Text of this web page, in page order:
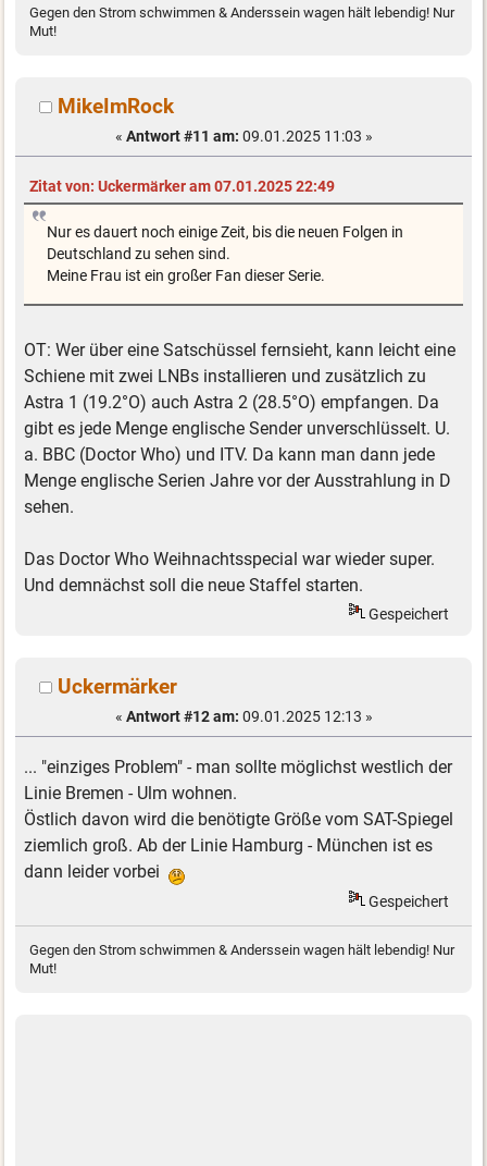
Gegen den Strom schwimmen & Anderssein wagen hält lebendig! Nur
Mut!
MikeImRock
« Antwort #11 am: 09.01.2025 11:03 »
Zitat von: Uckermärker am 07.01.2025 22:49
Nur es dauert noch einige Zeit, bis die neuen Folgen in
Deutschland zu sehen sind.
Meine Frau ist ein großer Fan dieser Serie.
OT: Wer über eine Satschüssel fernsieht, kann leicht eine
Schiene mit zwei LNBs installieren und zusätzlich zu
Astra 1 (19.2°O) auch Astra 2 (28.5°O) empfangen. Da
gibt es jede Menge englische Sender unverschlüsselt. U.
a. BBC (Doctor Who) und ITV. Da kann man dann jede
Menge englische Serien Jahre vor der Ausstrahlung in D
sehen.
Das Doctor Who Weihnachtsspecial war wieder super.
Und demnächst soll die neue Staffel starten.
Gespeichert
Uckermärker
« Antwort #12 am: 09.01.2025 12:13 »
... "einziges Problem" - man sollte möglichst westlich der
Linie Bremen - Ulm wohnen.
Östlich davon wird die benötigte Größe vom SAT-Spiegel
ziemlich groß. Ab der Linie Hamburg - München ist es
dann leider vorbei
Gespeichert
Gegen den Strom schwimmen & Anderssein wagen hält lebendig! Nur
Mut!